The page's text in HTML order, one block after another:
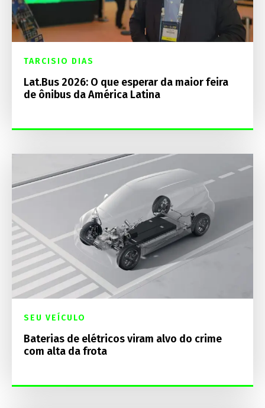
TARCISIO DIAS
Lat.Bus 2026: O que esperar da maior feira
de ônibus da América Latina
SEU VEÍCULO
Baterias de elétricos viram alvo do crime
com alta da frota